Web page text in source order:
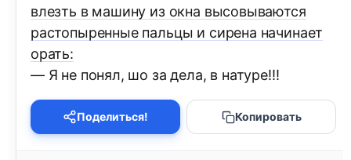
влезть в машину из окна высовываются
растопыренные пальцы и сирена начинает
орать:
— Я не понял, шо за дела, в натуре!!!
Поделиться! Копировать